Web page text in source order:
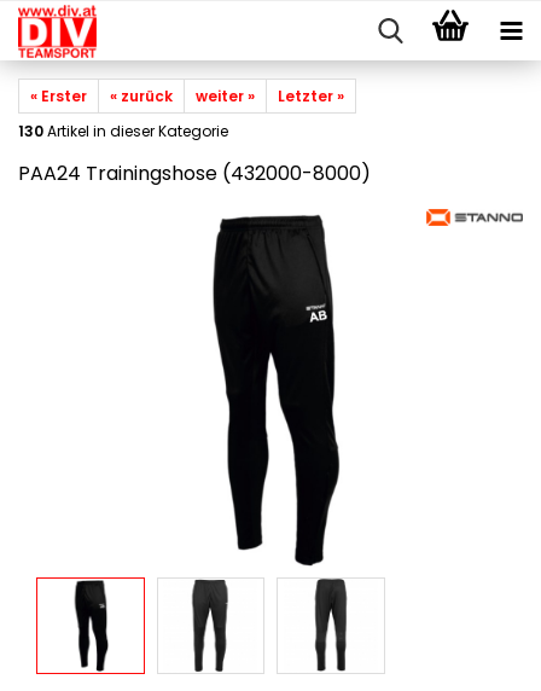
« Erster « zurück weiter »
Letzter »
130Artikel in dieser Kategorie
PAA24 Trainingshose (432000-8000)